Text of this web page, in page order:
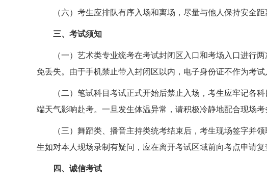
（六）考生应排队有序入场和离场，尽量与他人保持安全距
三、考试须知
（一）艺术类专业统考在考试封闭区入口和考场入口进行
免丢失。由于手机禁止带入封闭区以内，电子身份证不作为考试
（二）笔试科目考试正式开始后禁止入场，考生应牢记各
端天气影响赴考。一旦发生体温异常，请积极冷静地配合现场
（三）舞蹈类、播音主持类统考结束后，考生现场签字并
生如对本人现场录制有疑问，应在离开考试区域前向考点申请复
四、诚信考试